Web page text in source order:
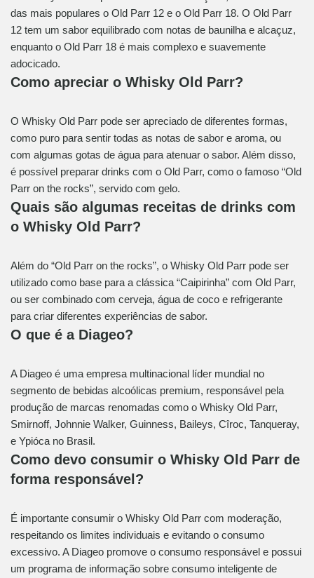
das mais populares o Old Parr 12 e o Old Parr 18. O Old Parr
12 tem um sabor equilibrado com notas de baunilha e alcaçuz,
enquanto o Old Parr 18 é mais complexo e suavemente
adocicado.
Como apreciar o Whisky Old Parr?
O Whisky Old Parr pode ser apreciado de diferentes formas,
como puro para sentir todas as notas de sabor e aroma, ou
com algumas gotas de água para atenuar o sabor. Além disso,
é possível preparar drinks com o Old Parr, como o famoso “Old
Parr on the rocks”, servido com gelo.
Quais são algumas receitas de drinks com
o Whisky Old Parr?
Além do “Old Parr on the rocks”, o Whisky Old Parr pode ser
utilizado como base para a clássica “Caipirinha” com Old Parr,
ou ser combinado com cerveja, água de coco e refrigerante
para criar diferentes experiências de sabor.
O que é a Diageo?
A Diageo é uma empresa multinacional líder mundial no
segmento de bebidas alcoólicas premium, responsável pela
produção de marcas renomadas como o Whisky Old Parr,
Smirnoff, Johnnie Walker, Guinness, Baileys, Cîroc, Tanqueray,
e Ypióca no Brasil.
Como devo consumir o Whisky Old Parr de
forma responsável?
É importante consumir o Whisky Old Parr com moderação,
respeitando os limites individuais e evitando o consumo
excessivo. A Diageo promove o consumo responsável e possui
um programa de informação sobre consumo inteligente de